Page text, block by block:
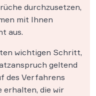
durchzusetzen,
mit Ihnen
aus.
wichtigen Schritt,
geltend
des Verfahrens
erhalten, die wir